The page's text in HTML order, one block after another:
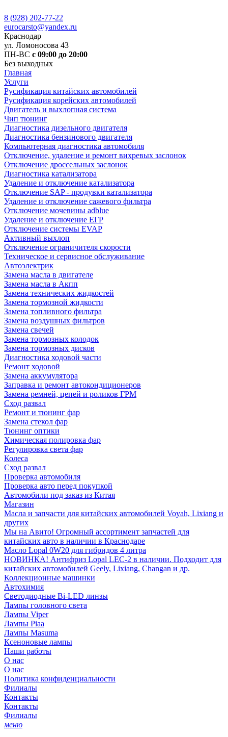
8 (928) 202-77-22
eurocarsto@yandex.ru
Краснодар
ул. Ломоносова 43
ПН-ВС с 09:00 до 20:00
Без выходных
Главная
Услуги
Русификация китайских автомобилей
Русификация корейских автомобилей
Двигатель и выхлопная система
Чип тюнинг
Диагностика дизельного двигателя
Диагностика бензинового двигателя
Компьютерная диагностика автомобиля
Отключение, удаление и ремонт вихревых заслонок
Отключение дроссельных заслонок
Диагностика катализатора
Удаление и отключение катализатора
Отключение SAP - продувки катализатора
Удаление и отключение сажевого фильтра
Отключение мочевины adblue
Удаление и отключение ЕГР
Отключение системы EVAP
Активный выхлоп
Отключение ограничителя скорости
Техническое и сервисное обслуживание
Автоэлектрик
Замена масла в двигателе
Замена масла в Акпп
Замена технических жидкостей
Замена тормозной жидкости
Замена топливного фильтра
Замена воздушных фильтров
Замена свечей
Замена тормозных колодок
Замена тормозных дисков
Диагностика ходовой части
Ремонт ходовой
Замена аккумулятора
Заправка и ремонт автокондиционеров
Замена ремней, цепей и роликов ГРМ
Сход развал
Ремонт и тюнинг фар
Замена стекол фар
Тюнинг оптики
Химическая полировка фар
Регулировка света фар
Колеса
Сход развал
Проверка автомобиля
Проверка авто перед покупкой
Автомобили под заказ из Китая
Магазин
Масла и запчасти для китайских автомобилей Voyah, Lixiang и
других
Мы на Авито! Огромный ассортимент запчастей для
китайских авто в наличии в Краснодаре
Масло Lopal 0W20 для гибридов 4 литра
НОВИНКА! Антифриз Lopal LEC-2 в наличии. Подходит для
китайских автомобилей Geely, Lixiang, Changan и др.
Коллекционные машинки
Автохимия
Светодиодные Bi-LED линзы
Лампы головного света
Лампы Viper
Лампы Piaa
Лампы Masuma
Ксеноновые лампы
Наши работы
О нас
О нас
Политика конфиденциальности
Филиалы
Контакты
Контакты
Филиалы
меню